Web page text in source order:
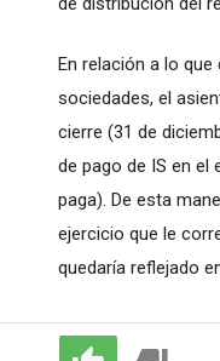
En relación a lo
sociedades, el
cierre (31 de
de pago de IS en el
paga). De esta
ejercicio que le
quedaría reflejado